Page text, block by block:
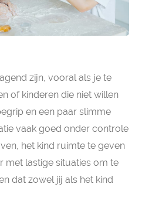
zijn, vooral als je te
of kinderen die niet willen
en een paar slimme
vaak goed onder controle
het kind ruimte te geven
met lastige situaties om te
dat zowel jij als het kind